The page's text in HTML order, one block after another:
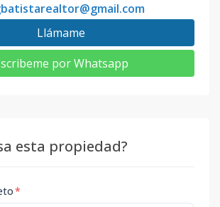
Llámame
por Whatsapp
esta propiedad?
*